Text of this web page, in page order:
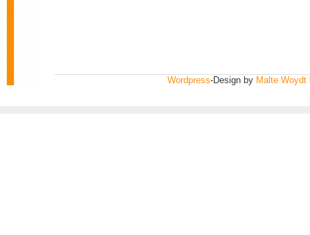
Wordpress-Design by Malte Woydt